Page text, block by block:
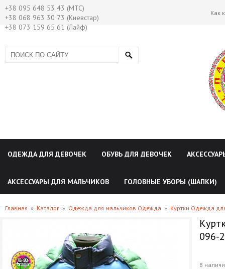
+38 095 648 53 43 (МТС)
+38 068 963 30 73 (Киевстар)
+38 073 159 65 61 (Лайф)
Как
ОДЕЖДА ДЛЯ ДЕВОЧЕК ОБУВЬ ДЛЯ ДЕВОЧЕК
АКСЕССУАРЫ ДЛЯ МАЛЬЧИКОВ ГОЛОВНЫЕ УБОРЫ (ШАПКИ)
Главная » Каталог » Одежда для мальчиков Одежда » Куртки Одежда
096-
В